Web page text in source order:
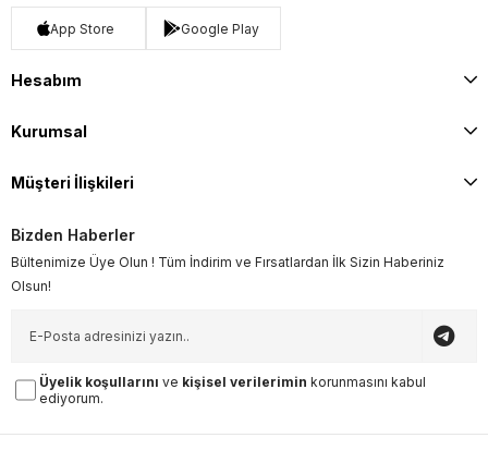
App Store Google Play
Hesabım
Kurumsal
Müşteri İlişkileri
Bizden Haberler
Bültenimize Üye Olun ! Tüm İndirim ve Fırsatlardan İlk Sizin Haberiniz
Olsun!
Üyelik koşullarını ve kişisel verilerimin korunmasını kabul
ediyorum.